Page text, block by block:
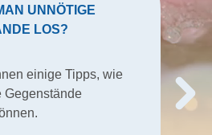
UNNÖTIGE
LOS?
einige Tipps, wie
Gegenstände